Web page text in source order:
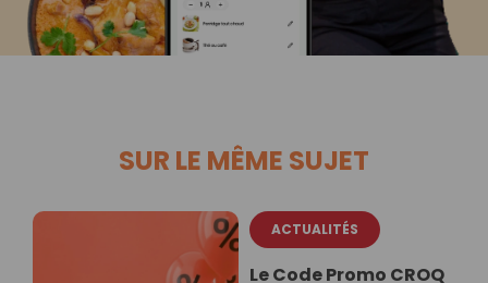
SUR LE MÊME SUJET
ACTUALITÉS
Le Code Promo CROQ